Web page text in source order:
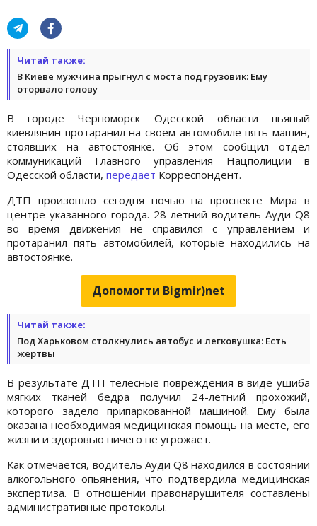
Читай также:
В Киеве мужчина прыгнул с моста под грузовик: Ему
оторвало голову
В городе Черноморск Одесской области пьяный
киевлянин протаранил на своем автомобиле пять машин,
стоявших на автостоянке. Об этом сообщил отдел
коммуникаций Главного управления Нацполиции в
Одесской области, передает Корреспондент.
ДТП произошло сегодня ночью на проспекте Мира в
центре указанного города. 28-летний водитель Aуди Q8
во время движения не справился с управлением и
протаранил пять автомобилей, которые находились на
автостоянке.
Допомогти Bigmir)net
Читай также:
Под Харьковом столкнулись автобус и легковушка: Есть
жертвы
В результате ДТП телесные повреждения в виде ушиба
мягких тканей бедра получил 24-летний прохожий,
которого задело припаркованной машиной. Ему была
оказана необходимая медицинская помощь на месте, его
жизни и здоровью ничего не угрожает.
Как отмечается, водитель Aуди Q8 находился в состоянии
алкогольного опьянения, что подтвердила медицинская
экспертиза. В отношении правонарушителя составлены
административные протоколы.